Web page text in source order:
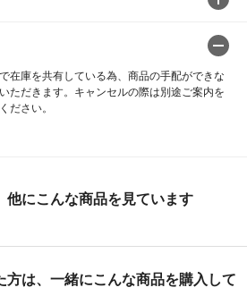
在庫を共有している為、商品の手配ができな
ただきます。キャンセルの際は別途ご案内を
ださい。
他にこんな商品を見ています
方は、一緒にこんな商品を購入して